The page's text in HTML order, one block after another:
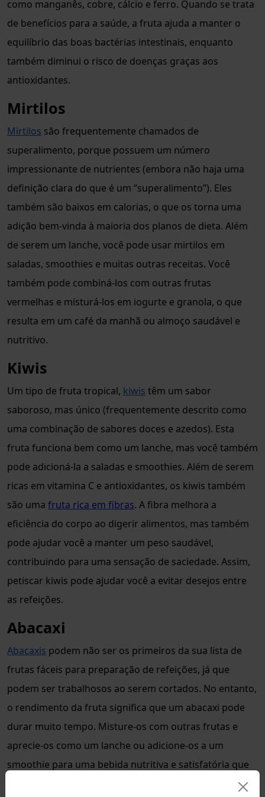
como manganês, cobre, cálcio e ferro. Quando se trata
de benefícios para a saúde, a fruta ajuda a manter o
equilíbrio das boas bactérias intestinais, enquanto
também diminui o risco de doenças graças aos
antioxidantes.
Mirtilos
Mirtilos são frequentemente chamados de
superalimento, porque possuem um número
impressionante de nutrientes (embora não haja uma
definição clara do que é um “superalimento”). Eles
também são baixos em calorias, o que os torna uma
adição bem-vinda à maioria dos planos de dieta. Além
de serem um lanche, você pode usar mirtilos em
saladas, smoothies e muitas outras receitas. Você
também pode combiná-los com outras frutas
vermelhas e misturá-los em iogurte e granola, o que
resulta em um café da manhã ou almoço saudável e
nutritivo.
Kiwis
Um tipo de fruta tropical, kiwis têm um sabor
saboroso, mas único (frequentemente descrito como
uma combinação de sabores doces e azedos). Esta
fruta funciona bem como um lanche, mas você também
pode adicioná-la a saladas e smoothies. Além de serem
ricas em vitamina C e antioxidantes, os kiwis também
são uma fruta rica em fibras. A fibra melhora a
eficiência do corpo ao digerir alimentos, mas também
pode ajudar você a manter um peso saudável,
contribuindo para uma sensação de saciedade. Assim,
petiscar kiwis pode ajudar você a evitar desejos entre
as refeições.
Abacaxi
Abacaxis podem não ser os primeiros da sua lista de
frutas fáceis para preparação de refeições, já que
podem ser trabalhosos ao serem cortados. No entanto,
o rendimento da fruta significa que um abacaxi pode
durar muito tempo. Misture-os com outras frutas e
aprecie-os como um lanche ou adicione-os a um
smoothie para uma bebida nutritiva e satisfatória que